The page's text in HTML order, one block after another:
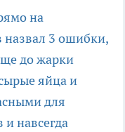
на
3 ошибки,
до жарки
яйца и
для
и навсегда